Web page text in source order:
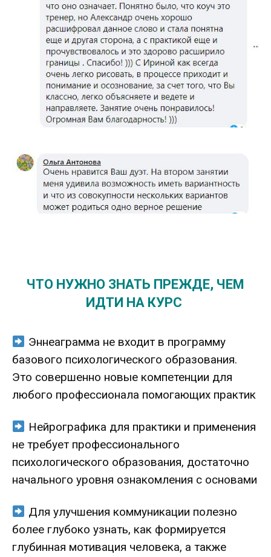
ЧТО НУЖНО ЗНАТЬ ПРЕЖДЕ, ЧЕМ
ИДТИ НА КУРС
Эннеаграмма не входит в программу
базового психологического образования.
Это совершенно новые компетенции для
любого профессионала помогающих практик
Нейрографика для практики и применения
не требует профессионального
психологического образования, достаточно
начального уровня ознакомления с основами
Для улучшения коммуникации полезно
более глубоко узнать, как формируется
глубинная мотивация человека, а также